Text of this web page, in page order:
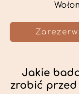
Jakie
zrobić